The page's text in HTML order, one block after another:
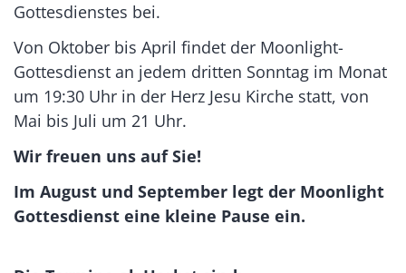
Gottesdienstes bei.
Von Oktober bis April findet der Moonlight-
Gottesdienst an jedem dritten Sonntag im Monat
um 19:30 Uhr in der Herz Jesu Kirche statt, von
Mai bis Juli um 21 Uhr.
Wir freuen uns auf Sie!
Im August und September legt der Moonlight
Gottesdienst eine kleine Pause ein.